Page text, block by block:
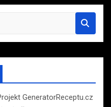
GeneratorReceptu.cz